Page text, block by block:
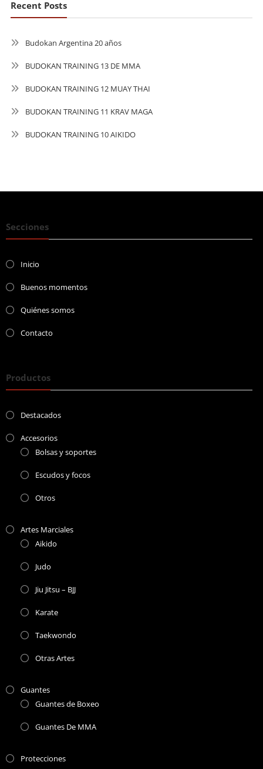
Recent Posts
Budokan Argentina 20 años
BUDOKAN TRAINING 13 DE MMA
BUDOKAN TRAINING 12 MUAY THAI
BUDOKAN TRAINING 11 KRAV MAGA
BUDOKAN TRAINING 10 AIKIDO
Secciones
Inicio
Buenos momentos
Quiénes somos
Contacto
Productos
Destacados
Accesorios
Bolsas y soportes
Escudos y focos
Otros
Artes Marciales
Aikido
Judo
Jiu Jitsu – BJJ
Karate
Taekwondo
Otras Artes
Guantes
Guantes de Boxeo
Guantes De MMA
Protecciones